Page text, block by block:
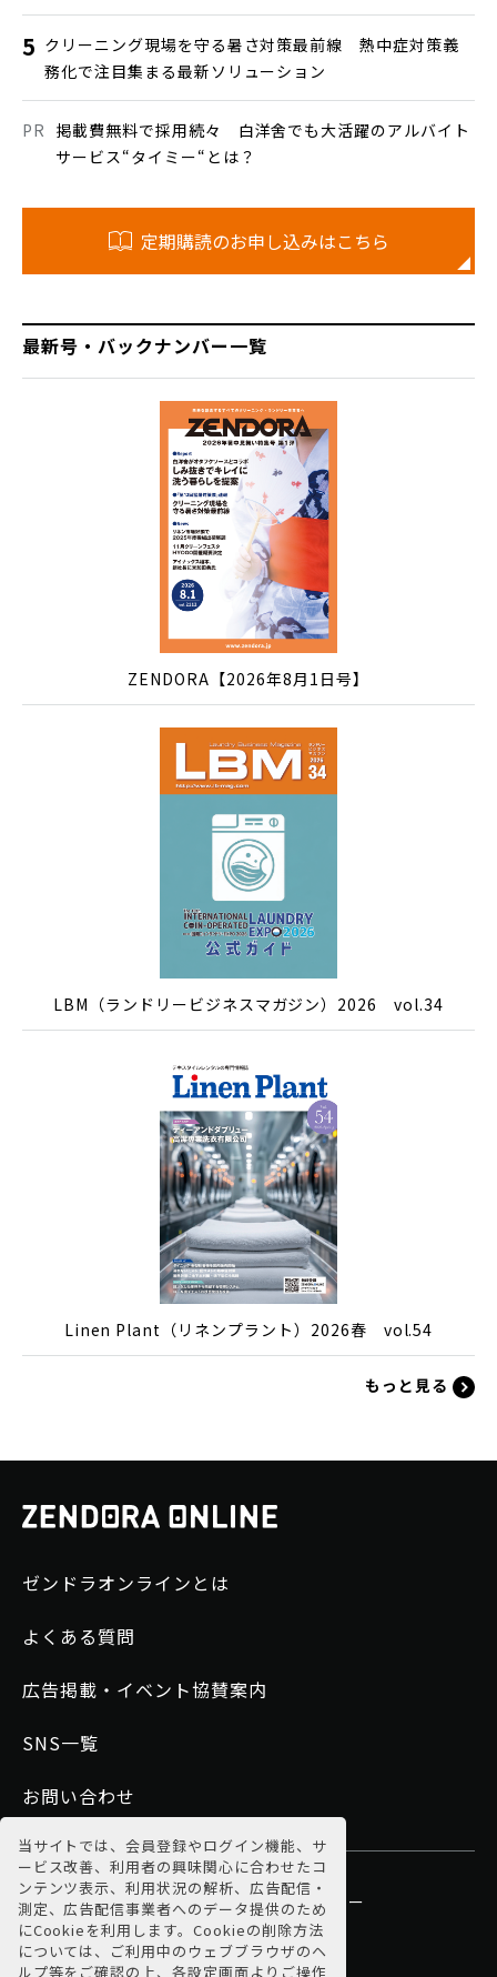
当サイトでは、会員登録やログイン機能、サ
ービス改善、利用者の興味関心に合わせたコ
ンテンツ表示、利用状況の解析、広告配信・
測定、広告配信事業者へのデータ提供のため
にCookieを利用します。Cookieの削除方法
については、ご利用中のウェブブラウザのヘ
ルプ等をご確認の上、各設定画面よりご操作
クリーニング現場を守る暑さ対策最前線 熱中症対策義
務化で注目集まる最新ソリューション
掲載費無料で採用続々 白洋舍でも大活躍のアルバイト
サービス“タイミー“とは？
定期購読のお申し込みはこちら
最新号・バックナンバー一覧
ZENDORA【2026年8月1日号】
LBM（ランドリービジネスマガジン）2026 vol.34
Linen Plant（リネンプラント）2026春 vol.54
もっと見る
ゼンドラオンラインとは
よくある質問
広告掲載・イベント協賛案内
SNS一覧
お問い合わせ
運営会社 利用規約
プライバシーポリシー
特商法に基づく表示